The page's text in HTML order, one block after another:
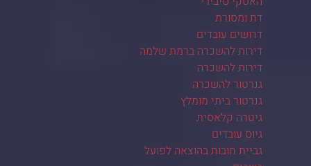
דת ומסורת
דרושים עובדים
דירות להשכרה ברמת שלמה
דירות להשכרה
גנרטור להשכרה
גנרטור ביתי מומלץ
גיטרה קלאסית
גיוס עובדים
גביית חובות בהוצאה לפועל